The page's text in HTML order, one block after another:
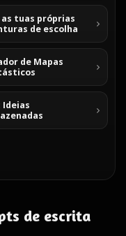
as tuas próprias
de escolha
de Mapas
Ideias
de escrita